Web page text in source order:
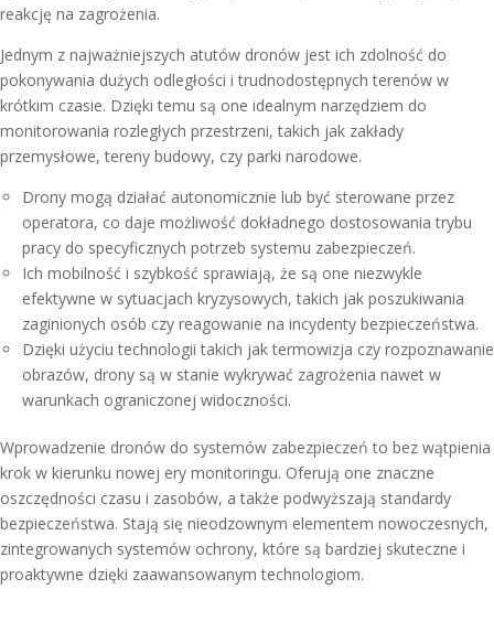
reakcję na zagrożenia.
Jednym z najważniejszych atutów dronów jest ich zdolność do
pokonywania dużych odległości i trudnodostępnych terenów w
krótkim czasie. Dzięki temu są one idealnym narzędziem do
monitorowania rozległych przestrzeni, takich jak zakłady
przemysłowe, tereny budowy, czy parki narodowe.
Drony mogą działać autonomicznie lub być sterowane przez
operatora, co daje możliwość dokładnego dostosowania trybu
pracy do specyficznych potrzeb systemu zabezpieczeń.
Ich mobilność i szybkość sprawiają, że są one niezwykle
efektywne w sytuacjach kryzysowych, takich jak poszukiwania
zaginionych osób czy reagowanie na incydenty bezpieczeństwa.
Dzięki użyciu technologii takich jak termowizja czy rozpoznawanie
obrazów, drony są w stanie wykrywać zagrożenia nawet w
warunkach ograniczonej widoczności.
Wprowadzenie dronów do systemów zabezpieczeń to bez wątpienia
krok w kierunku nowej ery monitoringu. Oferują one znaczne
oszczędności czasu i zasobów, a także podwyższają standardy
bezpieczeństwa. Stają się nieodzownym elementem nowoczesnych,
zintegrowanych systemów ochrony, które są bardziej skuteczne i
proaktywne dzięki zaawansowanym technologiom.